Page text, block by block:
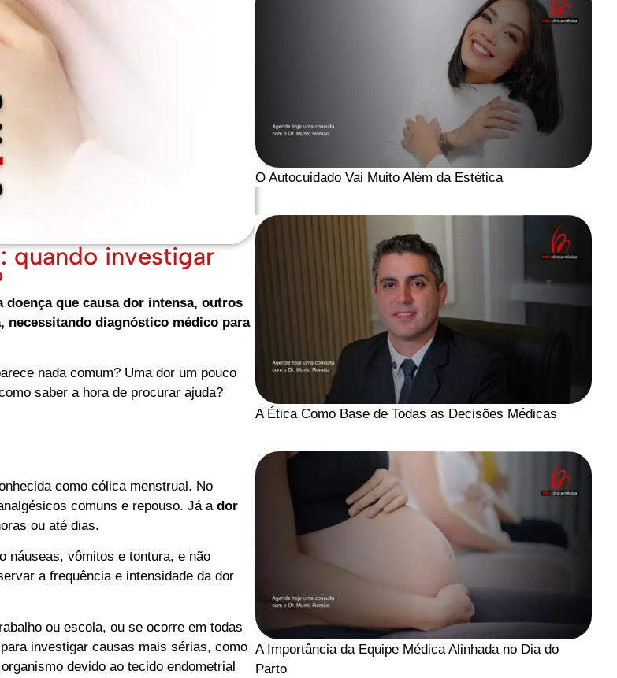
quando investigar
doença que causa dor intensa, outros
necessitando diagnóstico médico para
nada comum? Uma dor um pouco
saber a hora de procurar ajuda?
como cólica menstrual. No
comuns e repouso. Já a dor
ou até dias.
náuseas, vômitos e tontura, e não
a frequência e intensidade da dor
ou escola, ou se ocorre em todas
investigar causas mais sérias, como
devido ao tecido endometrial
O Autocuidado Vai Muito Além da Estética
A Ética Como Base de Todas as Decisões Médicas
A Importância da Equipe Médica Alinhada no Dia do
Parto